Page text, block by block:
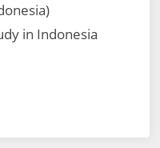
in Indonesia